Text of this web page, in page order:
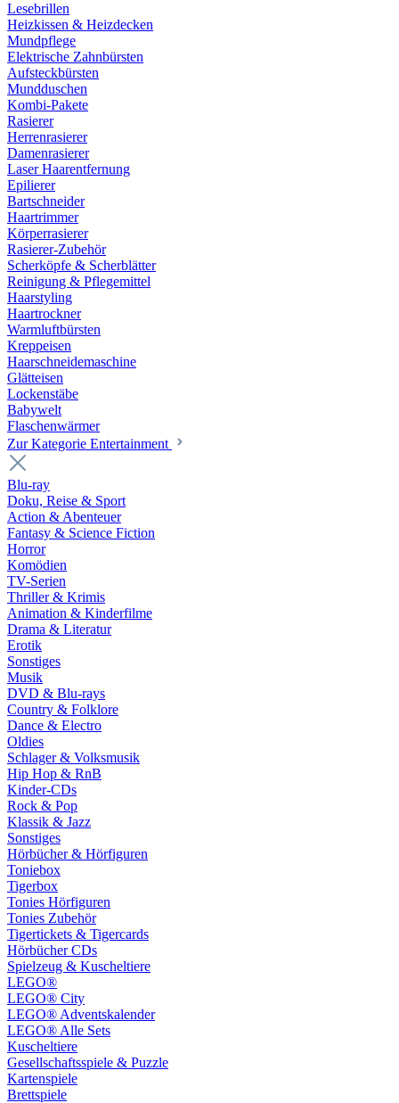
Lesebrillen
Heizkissen & Heizdecken
Mundpflege
Elektrische Zahnbürsten
Aufsteckbürsten
Mundduschen
Kombi-Pakete
Rasierer
Herrenrasierer
Damenrasierer
Laser Haarentfernung
Epilierer
Bartschneider
Haartrimmer
Körperrasierer
Rasierer-Zubehör
Scherköpfe & Scherblätter
Reinigung & Pflegemittel
Haarstyling
Haartrockner
Warmluftbürsten
Kreppeisen
Haarschneidemaschine
Glätteisen
Lockenstäbe
Babywelt
Flaschenwärmer
Zur Kategorie Entertainment
Blu-ray
Doku, Reise & Sport
Action & Abenteuer
Fantasy & Science Fiction
Horror
Komödien
TV-Serien
Thriller & Krimis
Animation & Kinderfilme
Drama & Literatur
Erotik
Sonstiges
Musik
DVD & Blu-rays
Country & Folklore
Dance & Electro
Oldies
Schlager & Volksmusik
Hip Hop & RnB
Kinder-CDs
Rock & Pop
Klassik & Jazz
Sonstiges
Hörbücher & Hörfiguren
Toniebox
Tigerbox
Tonies Hörfiguren
Tonies Zubehör
Tigertickets & Tigercards
Hörbücher CDs
Spielzeug & Kuscheltiere
LEGO®
LEGO® City
LEGO® Adventskalender
LEGO® Alle Sets
Kuscheltiere
Gesellschaftsspiele & Puzzle
Kartenspiele
Brettspiele